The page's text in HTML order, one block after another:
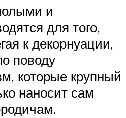
и
для того,
к декорнуации,
поводу
которые крупный
наносит сам